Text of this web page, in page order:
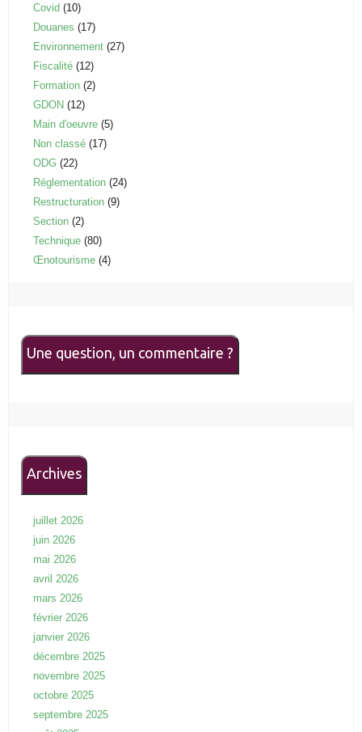
Covid (10)
Douanes (17)
Environnement (27)
Fiscalité (12)
Formation (2)
GDON (12)
Main d'oeuvre (5)
Non classé (17)
ODG (22)
Réglementation (24)
Restructuration (9)
Section (2)
Technique (80)
Œnotourisme (4)
Une question, un commentaire ?
Archives
juillet 2026
juin 2026
mai 2026
avril 2026
mars 2026
février 2026
janvier 2026
décembre 2025
novembre 2025
octobre 2025
septembre 2025